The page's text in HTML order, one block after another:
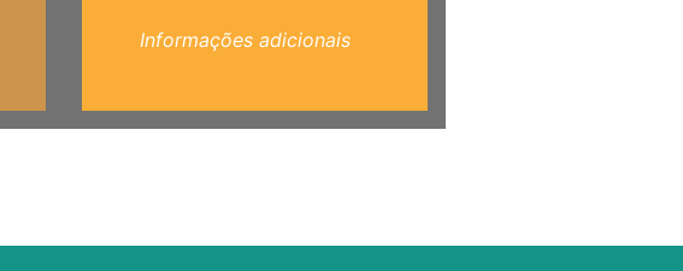
Informações adicionais